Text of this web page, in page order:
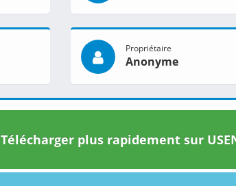
Propriétaire
Anonyme
Télécharger plus rapidement sur